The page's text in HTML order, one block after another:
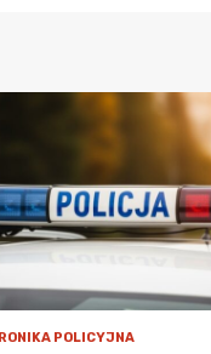
POLICYJNA